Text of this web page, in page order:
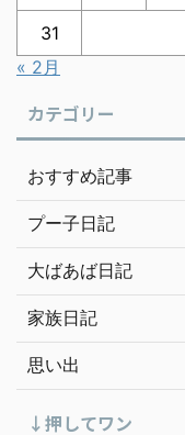
31
« 2月
カテゴリー
おすすめ記事
プー子日記
大ばあば日記
家族日記
思い出
↓押してワン